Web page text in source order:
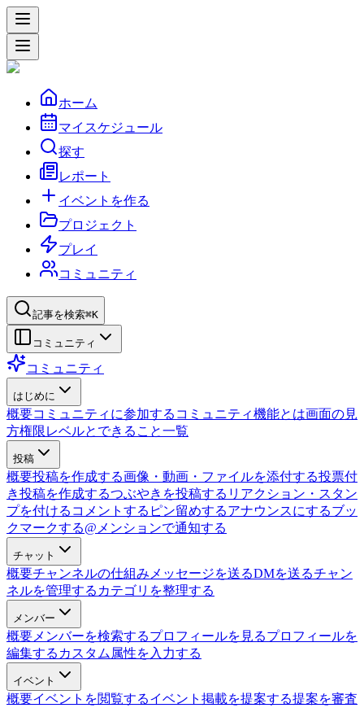
ホーム
マイスケジュール
探す
レポート
イベントを作る
プロジェクト
プレイ
コミュニティ
記事を検索⌘K
コミュニティ
コミュニティ
はじめに
概要コミュニティに参加する コミュニティ機能とは画面の見
方権限レベルとできること一覧
投稿
概要投稿を作成する画像・動画・ファイルを添付する投票付
き投稿を作成するつぶやきを投稿する リアクション・スタン
プを付ける コメントする ピン留めするアナウンスにするブッ
クマークする@メンションで通知する
チャット
概要チャンネルの仕組み メッセージを送るDMを送るチャン
ネルを管理する カテゴリを整理する
メンバー
概要 メンバーを検索するプロフィールを見るプロフィールを
編集する カスタム属性を入力する
イベント
概要イベントを閲覧するイベント掲載を提案する提案を審査